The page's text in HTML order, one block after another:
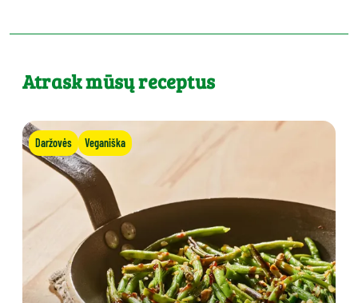
Atrask mūsų receptus
Daržovės Veganiška